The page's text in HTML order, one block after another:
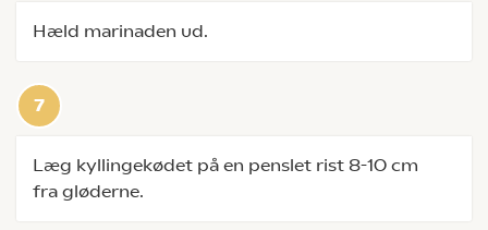
Hæld marinaden ud.
Læg kyllingekødet på en penslet rist 8-10 cm
fra gløderne.